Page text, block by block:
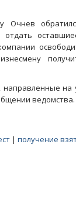
Очнев
отдать
на
ведомства.
| получение